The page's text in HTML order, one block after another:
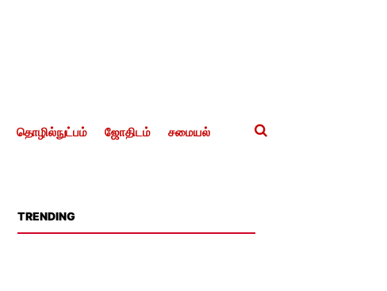
தொழில்நுட்பம் ஜோதிடம் சமையல்
TRENDING